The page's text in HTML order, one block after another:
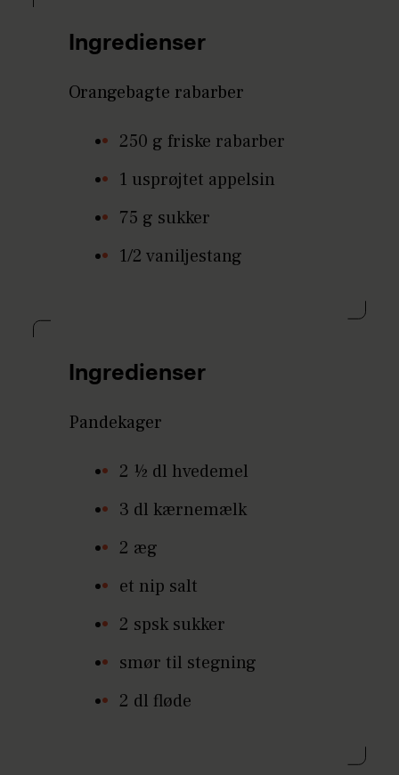
Ingredienser
Orangebagte rabarber
250 g friske rabarber
1 usprøjtet appelsin
75 g sukker
1/2 vaniljestang
Ingredienser
Pandekager
2 ½ dl hvedemel
3 dl kærnemælk
2 æg
et nip salt
2 spsk sukker
smør til stegning
2 dl fløde